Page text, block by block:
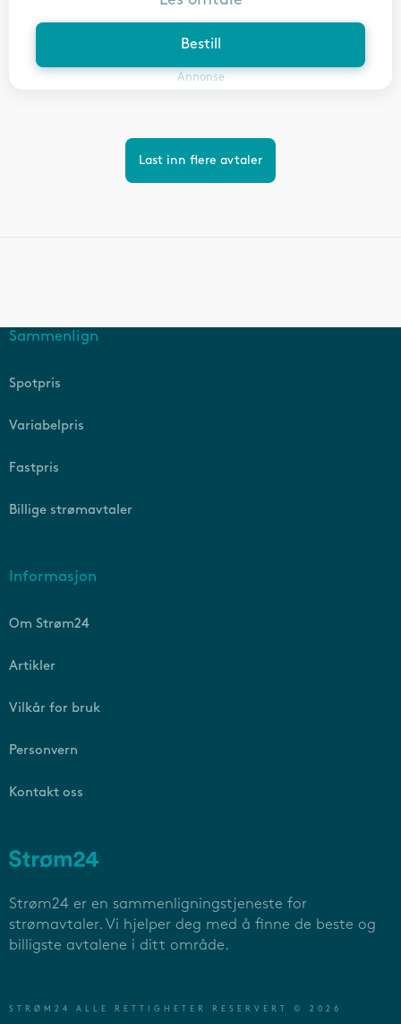
Bestill
Annonse
Last inn flere avtaler
Strøm24 er en sammenligningstjeneste for
strømavtaler. Vi hjelper deg med å finne de beste og
billigste avtalene i ditt område.
STRØM24 ALLE RETTIGHETER RESERVERT © 2026
Sammenlign
Spotpris
Variabelpris
Fastpris
Billige strømavtaler
Informasjon
Om Strøm24
Artikler
Vilkår for bruk
Personvern
Kontakt oss